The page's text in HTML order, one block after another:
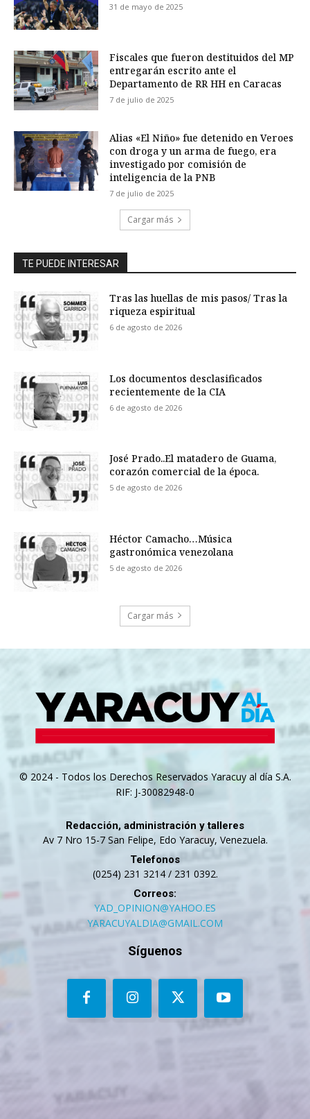
31 de mayo de 2025
Fiscales que fueron destituidos del MP
entregarán escrito ante el
Departamento de RR HH en Caracas
7 de julio de 2025
Alias «El Niño» fue detenido en Veroes
con droga y un arma de fuego, era
investigado por comisión de
inteligencia de la PNB
7 de julio de 2025
Cargar más
TE PUEDE INTERESAR
Tras las huellas de mis pasos/ Tras la
riqueza espiritual
6 de agosto de 2026
Los documentos desclasificados
recientemente de la CIA
6 de agosto de 2026
José Prado..El matadero de Guama,
corazón comercial de la época.
5 de agosto de 2026
Héctor Camacho…Música
gastronómica venezolana
5 de agosto de 2026
Cargar más
© 2024 - Todos los Derechos Reservados Yaracuy al día S.A.
RIF: J-30082948-0
Redacción, administración y talleres
Av 7 Nro 15-7 San Felipe, Edo Yaracuy, Venezuela.
Telefonos
(0254) 231 3214 / 231 0392.
Correos:
YAD_OPINION@YAHOO.ES
YARACUYALDIA@GMAIL.COM
Síguenos